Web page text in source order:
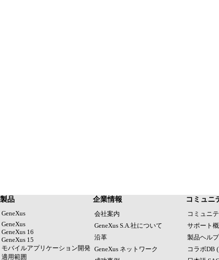
製品
GeneXus
GeneXus
GeneXus 16
GeneXus 15
モバイルアプリケーション開発
適用範囲
企業情報
会社案内
GeneXus S.A.社について
沿革
GeneXus ネットワーク
コミュニ
コミュニ
サポート
製品ヘル
コラボDB